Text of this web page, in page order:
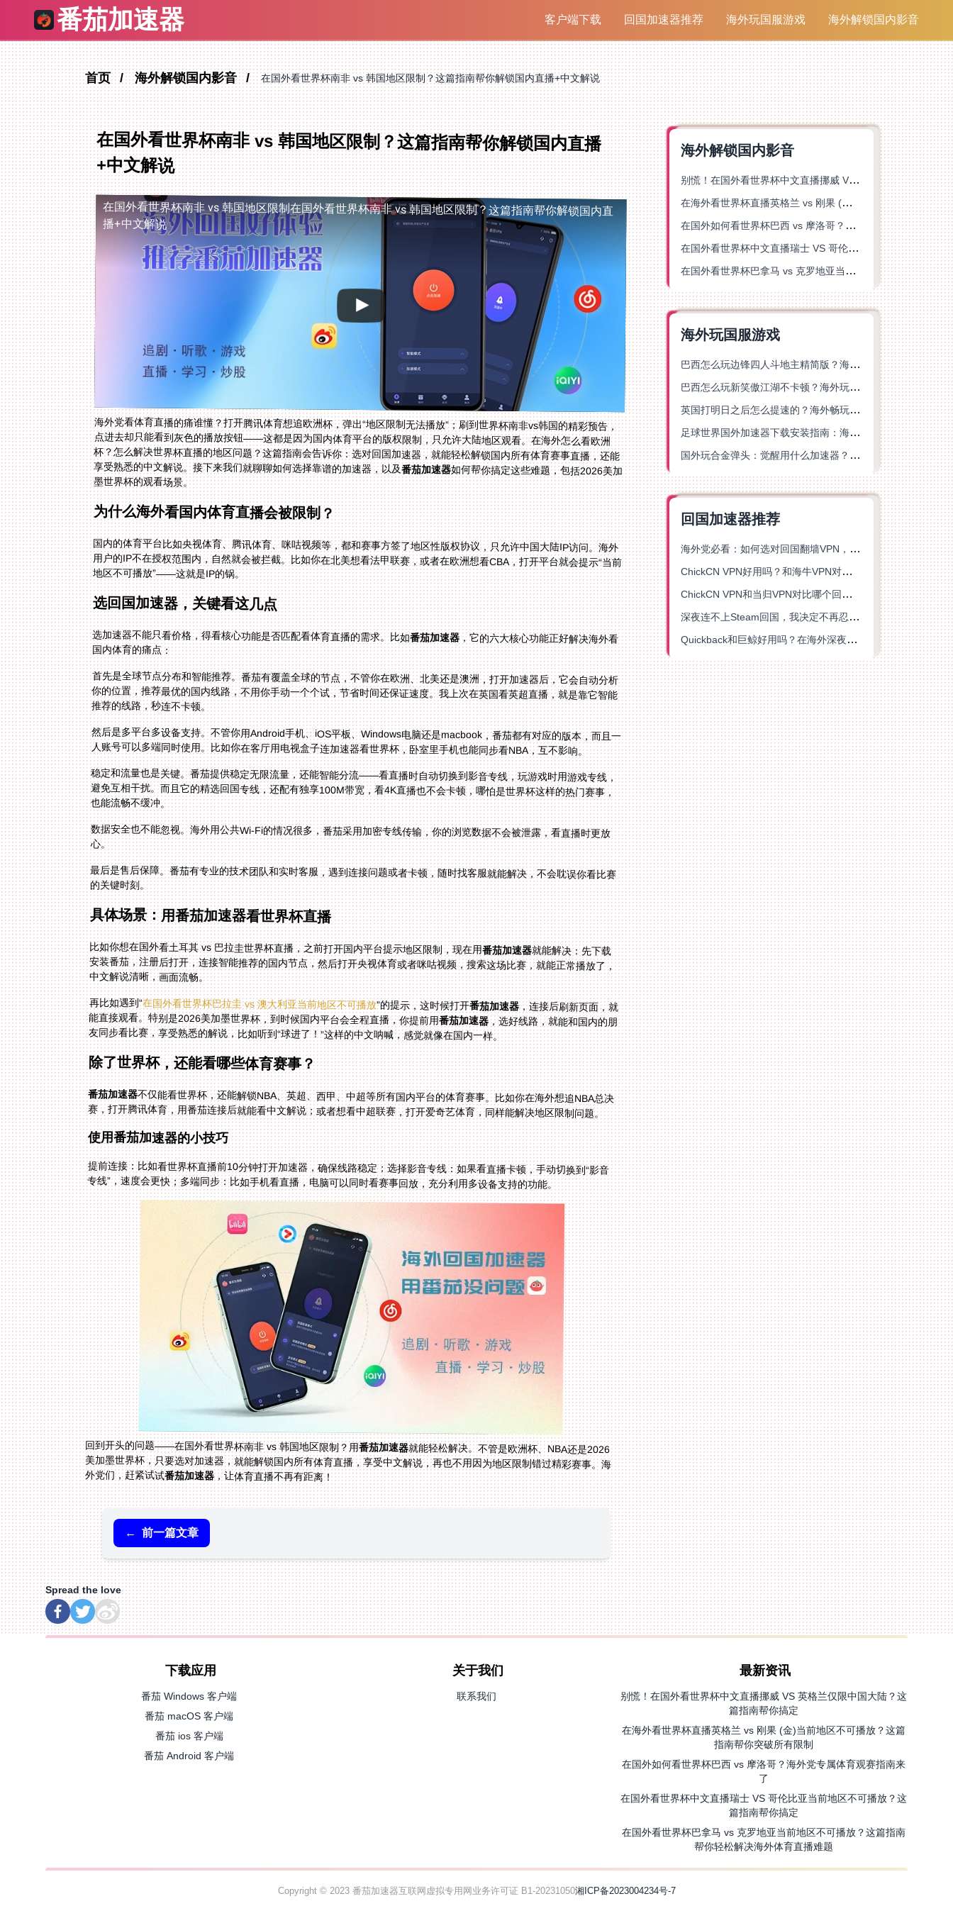
番茄加速器 客户端下载 回国加速器推荐 海外玩国服游戏 海外解锁国内影音
首页 海外解锁国内影音 在国外看世界杯南非 vs 韩国地区限制？这篇指南帮你解锁国内直播+中文解说
在国外看世界杯南非 vs 韩国地区限制？这篇指南帮你解锁国内直播
+中文解说
在国外看世界杯南非 vs 韩国地区限制在国外看世界杯南非 vs 韩国地区限制？这篇指南帮你解锁国内直
播+中文解说
海外党看体育直播的痛谁懂？打开腾讯体育想追欧洲杯，弹出“地区限制无法播放”；刷到世界杯南非vs韩国的精彩预告，
点进去却只能看到灰色的播放按钮——这都是因为国内体育平台的版权限制，只允许大陆地区观看。在海外怎么看欧洲
杯？怎么解决世界杯直播的地区问题？这篇指南会告诉你：选对回国加速器，就能轻松解锁国内所有体育赛事直播，还能
享受熟悉的中文解说。接下来我们就聊聊如何选择靠谱的加速器，以及番茄加速器如何帮你搞定这些难题，包括2026美加
墨世界杯的观看场景。
为什么海外看国内体育直播会被限制？
国内的体育平台比如央视体育、腾讯体育、咪咕视频等，都和赛事方签了地区性版权协议，只允许中国大陆IP访问。海外
用户的IP不在授权范围内，自然就会被拦截。比如你在北美想看法甲联赛，或者在欧洲想看CBA，打开平台就会提示“当前
地区不可播放”——这就是IP的锅。
选回国加速器，关键看这几点
选加速器不能只看价格，得看核心功能是否匹配看体育直播的需求。比如番茄加速器，它的六大核心功能正好解决海外看
国内体育的痛点：
首先是全球节点分布和智能推荐。番茄有覆盖全球的节点，不管你在欧洲、北美还是澳洲，打开加速器后，它会自动分析
你的位置，推荐最优的国内线路，不用你手动一个个试，节省时间还保证速度。我上次在英国看英超直播，就是靠它智能
推荐的线路，秒连不卡顿。
然后是多平台多设备支持。不管你用Android手机、iOS平板、Windows电脑还是macbook，番茄都有对应的版本，而且一
人账号可以多端同时使用。比如你在客厅用电视盒子连加速器看世界杯，卧室里手机也能同步看NBA，互不影响。
稳定和流量也是关键。番茄提供稳定无限流量，还能智能分流——看直播时自动切换到影音专线，玩游戏时用游戏专线，
避免互相干扰。而且它的精选回国专线，还配有独享100M带宽，看4K直播也不会卡顿，哪怕是世界杯这样的热门赛事，
也能流畅不缓冲。
数据安全也不能忽视。海外用公共Wi-Fi的情况很多，番茄采用加密专线传输，你的浏览数据不会被泄露，看直播时更放
心。
最后是售后保障。番茄有专业的技术团队和实时客服，遇到连接问题或者卡顿，随时找客服就能解决，不会耽误你看比赛
的关键时刻。
具体场景：用番茄加速器看世界杯直播
比如你想在国外看土耳其 vs 巴拉圭世界杯直播，之前打开国内平台提示地区限制，现在用番茄加速器就能解决：先下载
安装番茄，注册后打开，连接智能推荐的国内节点，然后打开央视体育或者咪咕视频，搜索这场比赛，就能正常播放了，
中文解说清晰，画面流畅。
再比如遇到“在国外看世界杯巴拉圭 vs 澳大利亚当前地区不可播放”的提示，这时候打开番茄加速器，连接后刷新页面，就
能直接观看。特别是2026美加墨世界杯，到时候国内平台会全程直播，你提前用番茄加速器，选好线路，就能和国内的朋
友同步看比赛，享受熟悉的解说，比如听到“球进了！”这样的中文呐喊，感觉就像在国内一样。
除了世界杯，还能看哪些体育赛事？
番茄加速器不仅能看世界杯，还能解锁NBA、英超、西甲、中超等所有国内平台的体育赛事。比如你在海外想追NBA总决
赛，打开腾讯体育，用番茄连接后就能看中文解说；或者想看中超联赛，打开爱奇艺体育，同样能解决地区限制问题。
使用番茄加速器的小技巧
提前连接：比如看世界杯直播前10分钟打开加速器，确保线路稳定；选择影音专线：如果看直播卡顿，手动切换到“影音
专线”，速度会更快；多端同步：比如手机看直播，电脑可以同时看赛事回放，充分利用多设备支持的功能。
回到开头的问题——在国外看世界杯南非 vs 韩国地区限制？用番茄加速器就能轻松解决。不管是欧洲杯、NBA还是2026
美加墨世界杯，只要选对加速器，就能解锁国内所有体育直播，享受中文解说，再也不用因为地区限制错过精彩赛事。海
外党们，赶紧试试番茄加速器，让体育直播不再有距离！
← 前一篇文章
海外解锁国内影音
别慌！在国外看世界杯中文直播挪威 VS 英格兰仅限中国大陆？这篇指南帮你搞定
在海外看世界杯直播英格兰 vs 刚果 (金)当前地区不可播放？这篇指南帮你突破所有限制
在国外如何看世界杯巴西 vs 摩洛哥？海外党专属体育观赛指南来了
在国外看世界杯中文直播瑞士 VS 哥伦比亚当前地区不可播放？这篇指南帮你搞定
在国外看世界杯巴拿马 vs 克罗地亚当前地区不可播放？这篇指南帮你轻松解决海外体育直播难题
海外玩国服游戏
巴西怎么玩边锋四人斗地主精简版？海外游戏党的加速器终极选择
巴西怎么玩新笑傲江湖不卡顿？海外玩家国服游戏加速终极指南（附猫和老鼠一梦江湖实测）
英国打明日之后怎么提速的？海外畅玩国服游戏终极指南
足球世界国外加速器下载安装指南：海外党畅玩国服游戏的终极解决方案
国外玩合金弹头：觉醒用什么加速器？一份写给海外游子的畅玩指南
回国加速器推荐
海外党必看：如何选对回国翻墙VPN，无缝解锁国内资源？
ChickCN VPN好用吗？和海牛VPN对比哪个回国效果更好？
ChickCN VPN和当归VPN对比哪个回国效果更好？海外党亲测后选了它
深夜连不上Steam回国，我决定不再忍受这数字鸿沟
Quickback和巨鲸好用吗？在海外深夜想刷B站、追爱奇艺的你，或许正需要这份答案
Spread the love
下载应用
番茄 Windows 客户端
番茄 macOS 客户端
番茄 ios 客户端
番茄 Android 客户端
关于我们
联系我们
最新资讯
别慌！在国外看世界杯中文直播挪威 VS 英格兰仅限中国大陆？这
篇指南帮你搞定
在海外看世界杯直播英格兰 vs 刚果 (金)当前地区不可播放？这篇
指南帮你突破所有限制
在国外如何看世界杯巴西 vs 摩洛哥？海外党专属体育观赛指南来
了
在国外看世界杯中文直播瑞士 VS 哥伦比亚当前地区不可播放？这
篇指南帮你搞定
在国外看世界杯巴拿马 vs 克罗地亚当前地区不可播放？这篇指南
帮你轻松解决海外体育直播难题
Copyright © 2023 番茄加速器互联网虚拟专用网业务许可证 B1-20231050湘ICP备2023004234号-7